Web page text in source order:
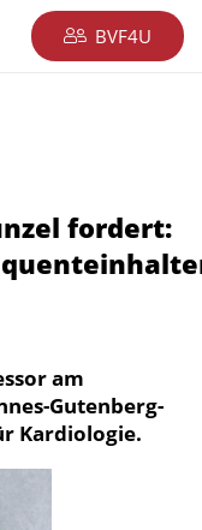
BVF4U
fordert:
am
Gutenberg-
Kardiologie.